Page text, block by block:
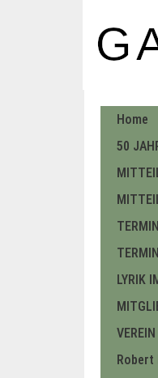
Home
50
LYRIK
VEREIN
Robert